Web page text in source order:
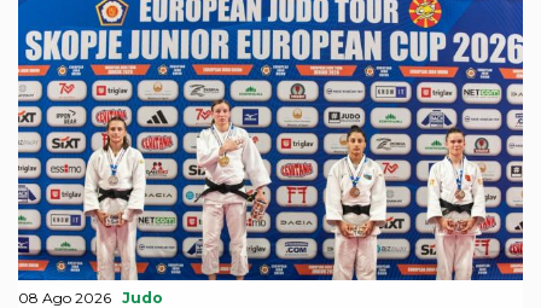
Grappling
BJJ
Pancrazio/Pankration
S'istrumpa
News
Calendario Attività
Difesa Personale MGA
La disciplina
News
Merchandising
Mappa del sito
Cerca
08 Ago 2026 Judo